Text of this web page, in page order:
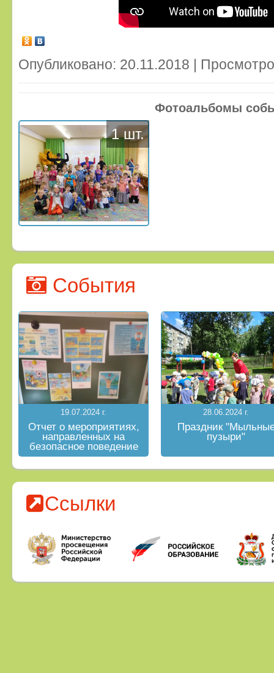
Опубликовано: 20.11.2018 |
Фотоальбомы
1 шт.
События
19.07.2024 г.
Отчет о мероприятиях,
направленных на
безопасное поведение
на водных объектах в
летний период
28.06.2024 г.
Праздник
пузыри"
Ссылки